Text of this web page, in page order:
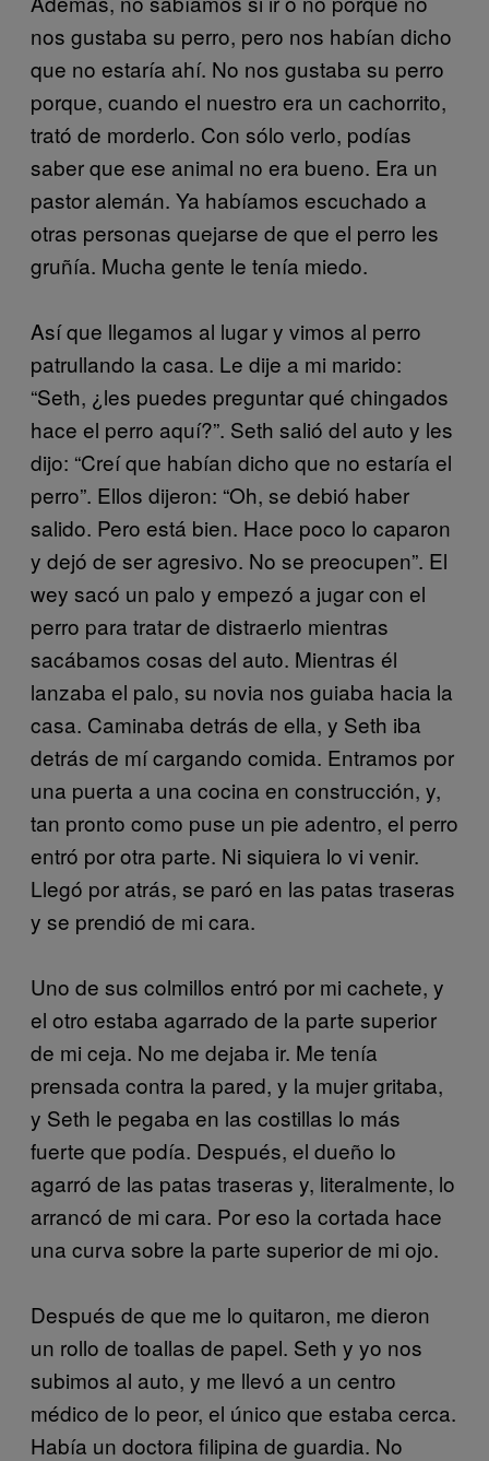
nos gustaba su perro, pero nos habían dicho
que no estaría ahí. No nos gustaba su perro
porque, cuando el nuestro era un cachorrito,
trató de morderlo. Con sólo verlo, podías
saber que ese animal no era bueno. Era un
pastor alemán. Ya habíamos escuchado a
otras personas quejarse de que el perro les
gruñía. Mucha gente le tenía miedo.
Así que llegamos al lugar y vimos al perro
patrullando la casa. Le dije a mi marido:
“Seth, ¿les puedes preguntar qué chingados
hace el perro aquí?”. Seth salió del auto y les
dijo: “Creí que habían dicho que no estaría el
perro”. Ellos dijeron: “Oh, se debió haber
salido. Pero está bien. Hace poco lo caparon
y dejó de ser agresivo. No se preocupen”. El
wey sacó un palo y empezó a jugar con el
perro para tratar de distraerlo mientras
sacábamos cosas del auto. Mientras él
lanzaba el palo, su novia nos guiaba hacia la
casa. Caminaba detrás de ella, y Seth iba
detrás de mí cargando comida. Entramos por
una puerta a una cocina en construcción, y,
tan pronto como puse un pie adentro, el perro
entró por otra parte. Ni siquiera lo vi venir.
Llegó por atrás, se paró en las patas traseras
y se prendió de mi cara.
Uno de sus colmillos entró por mi cachete, y
el otro estaba agarrado de la parte superior
de mi ceja. No me dejaba ir. Me tenía
prensada contra la pared, y la mujer gritaba,
y Seth le pegaba en las costillas lo más
fuerte que podía. Después, el dueño lo
agarró de las patas traseras y, literalmente, lo
arrancó de mi cara. Por eso la cortada hace
una curva sobre la parte superior de mi ojo.
Después de que me lo quitaron, me dieron
un rollo de toallas de papel. Seth y yo nos
subimos al auto, y me llevó a un centro
médico de lo peor, el único que estaba cerca.
Había un doctora filipina de guardia. No